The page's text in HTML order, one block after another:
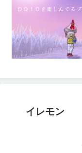
イレモン